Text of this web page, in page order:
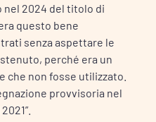
nel 2024 del titolo di
questo bene
senza aspettare le
perché era un
che non fosse utilizzato.
provvisoria nel